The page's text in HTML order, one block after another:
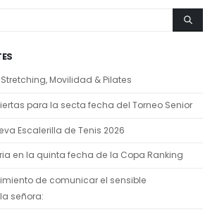
Movilidad & Pilates
para la secta fecha del Torneo Senior
Escalerilla de Tenis 2026
en la quinta fecha de la Copa Ranking
de comunicar el sensible
señora: